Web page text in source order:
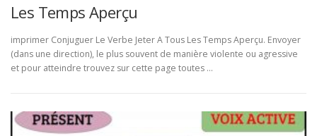
Les Temps Aperçu
imprimer Conjuguer Le Verbe Jeter A Tous Les Temps Aperçu. Envoyer
(dans une direction), le plus souvent de manière violente ou agressive
et pour atteindre trouvez sur cette page toutes …